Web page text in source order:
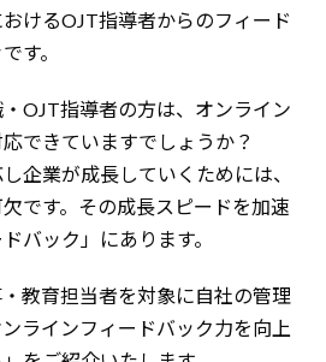
けるOJT指導者からのフィード
す。
OJT指導者の方は、オンライン
できていますでしょうか？
企業が成長していくためには、
です。その成長スピードを加速
バック」にあります。
教育担当者を対象に自社の管理
ラインフィードバック力を向上